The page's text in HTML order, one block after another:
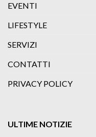
EVENTI
LIFESTYLE
SERVIZI
CONTATTI
PRIVACY POLICY
ULTIME NOTIZIE